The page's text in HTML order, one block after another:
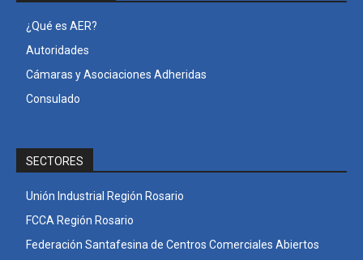
¿Qué es AER?
Autoridades
Cámaras y Asociaciones Adheridas
Consulado
SECTORES
Unión Industrial Región Rosario
FCCA Región Rosario
Federación Santafesina de Centros Comerciales Abiertos